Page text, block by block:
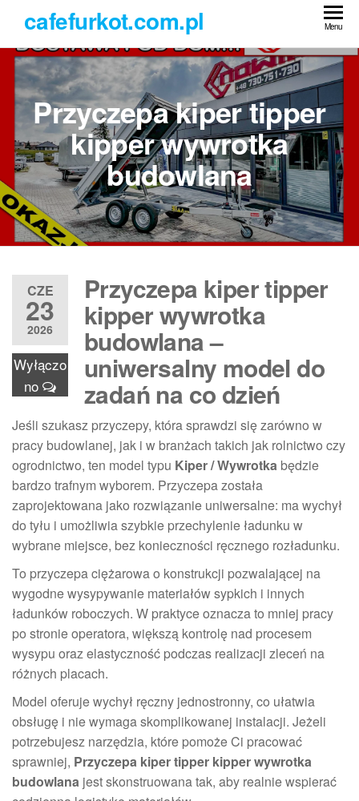
treści
cafefurkot.com.pl Menu
Przyczepa kiper tipper
kipper wywrotka
budowlana
CZE
23
2026
Wyłączo
no
Przyczepa kiper tipper
kipper wywrotka
budowlana –
uniwersalny model do
zadań na co dzień
Jeśli szukasz przyczepy, która sprawdzi się zarówno w
pracy budowlanej, jak i w branżach takich jak rolnictwo czy
ogrodnictwo, ten model typu Kiper / Wywrotka będzie
bardzo trafnym wyborem. Przyczepa została
zaprojektowana jako rozwiązanie uniwersalne: ma wychył
do tyłu i umożliwia szybkie przechylenie ładunku w
wybrane miejsce, bez konieczności ręcznego rozładunku.
To przyczepa ciężarowa o konstrukcji pozwalającej na
wygodne wysypywanie materiałów sypkich i innych
ładunków roboczych. W praktyce oznacza to mniej pracy
po stronie operatora, większą kontrolę nad procesem
wysypu oraz elastyczność podczas realizacji zleceń na
różnych placach.
Model oferuje wychył ręczny jednostronny, co ułatwia
obsługę i nie wymaga skomplikowanej instalacji. Jeżeli
potrzebujesz narzędzia, które pomoże Ci pracować
sprawniej, Przyczepa kiper tipper kipper wywrotka
budowlana jest skonstruowana tak, aby realnie wspierać